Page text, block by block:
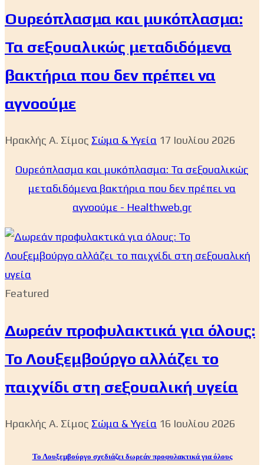
Ουρεόπλασμα και μυκόπλασμα:
Τα σεξουαλικώς μεταδιδόμενα
βακτήρια που δεν πρέπει να
αγνοούμε
Ηρακλής Α. Σίμος Σώμα & Υγεία 17 Ιουλίου 2026
Ουρεόπλασμα και μυκόπλασμα: Τα σεξουαλικώς
μεταδιδόμενα βακτήρια που δεν πρέπει να
αγνοούμε - Healthweb.gr
Featured
Δωρεάν προφυλακτικά για όλους:
Το Λουξεμβούργο αλλάζει το
παιχνίδι στη σεξουαλική υγεία
Ηρακλής Α. Σίμος Σώμα & Υγεία 16 Ιουλίου 2026
Το Λουξεμβούργο σχεδιάζει δωρεάν προφυλακτικά για όλους